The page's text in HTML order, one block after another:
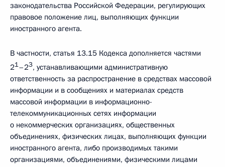
законодательства Российской Федерации, регулирующих
правовое положение лиц, выполняющих функции
иностранного агента.
В частности, статья 13.15 Кодекса дополняется частями
21–23, устанавливающими административную
ответственность за распространение в средствах массовой
информации и в сообщениях и материалах средств
массовой информации в информационно­
телекоммуникационных сетях информации
о некоммерческих организациях, общественных
объединениях, физических лицах, выполняющих функции
иностранного агента, либо производимых такими
организациями, объединениями, физическими лицами